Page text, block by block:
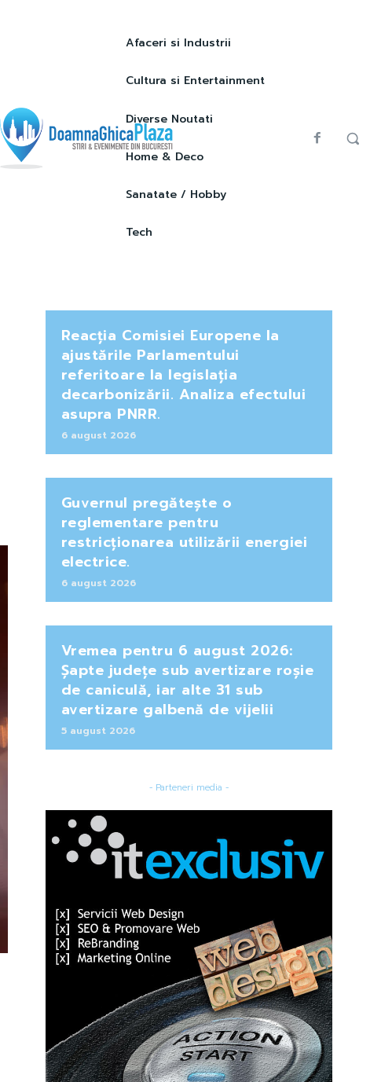
Afaceri si Industrii
Cultura si Entertainment
Diverse Noutati
Home & Deco
Sanatate / Hobby
Tech
Reacția Comisiei Europene la
ajustările Parlamentului
referitoare la legislația
decarbonizării. Analiza efectului
asupra PNRR.
6 august 2026
Guvernul pregătește o
reglementare pentru
restricționarea utilizării energiei
electrice.
6 august 2026
Vremea pentru 6 august 2026:
Șapte județe sub avertizare roșie
de caniculă, iar alte 31 sub
avertizare galbenă de vijelii
5 august 2026
- Parteneri media -